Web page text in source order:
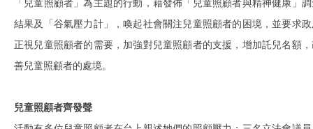
「兒童照顧者」為主題的行動，藉發佈「兒童照顧者與精神健康」
結果及「谷氣壓力計」，喚起社會關注兒童照顧者的困境，並要求
正視兒童照顧者的需要，加強對兒童照顧者的支援，增加託兒名額
善兒童照顧者的處境。
兒童照顧者齊發聲